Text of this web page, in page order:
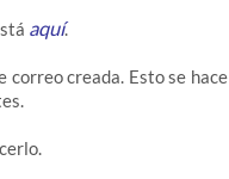
aquí.
correo creada. Esto se hace